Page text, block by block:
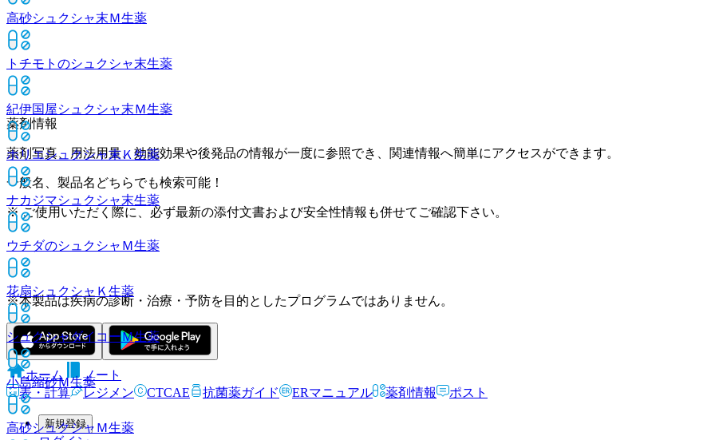
高砂シュクシャ末Ｍ生薬
トチモトのシュクシャ末生薬
紀伊国屋シュクシャ末Ｍ生薬
ホリエシュクシャ末Ｋ 生薬
ナカジマシュクシャ末生薬
ウチダのシュクシャＭ生薬
花扇シュクシャＫ 生薬
シュクシャダイコーＭ生薬
小島縮砂Ｍ生薬
高砂シュクシャＭ生薬
薬剤情報
薬剤写真、用法用量、効能効果や後発品の情報が一度に参照でき、関連情報へ簡単にアクセスができます。
一般名、製品名どちらでも検索可能！
※ ご使用いただく際に、必ず最新の添付文書および安全性情報も併せてご確認下さい。
※本製品は疾病の診断・治療・予防を目的としたプログラムではありません。
ホーム
ノート
表・計算
レジメン CTCAE 抗菌薬ガイド ERマニュアル 薬剤情報 ポスト
新規登録